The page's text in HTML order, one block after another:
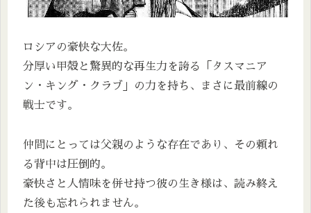
ロシアの豪快な大佐。
分厚い甲殻と驚異的な再生力を誇る「タスマニア
ン・キング・クラブ」の力を持ち、まさに最前線の
戦士です。
仲間にとっては父親のような存在であり、その頼れ
る背中は圧倒的。
豪快さと人情味を併せ持つ彼の生き様は、読み終え
た後も忘れられません。